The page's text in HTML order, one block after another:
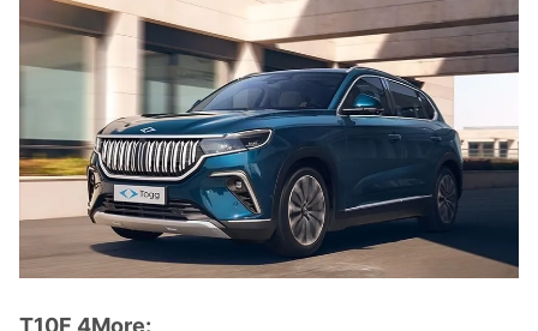
T10F 4More: